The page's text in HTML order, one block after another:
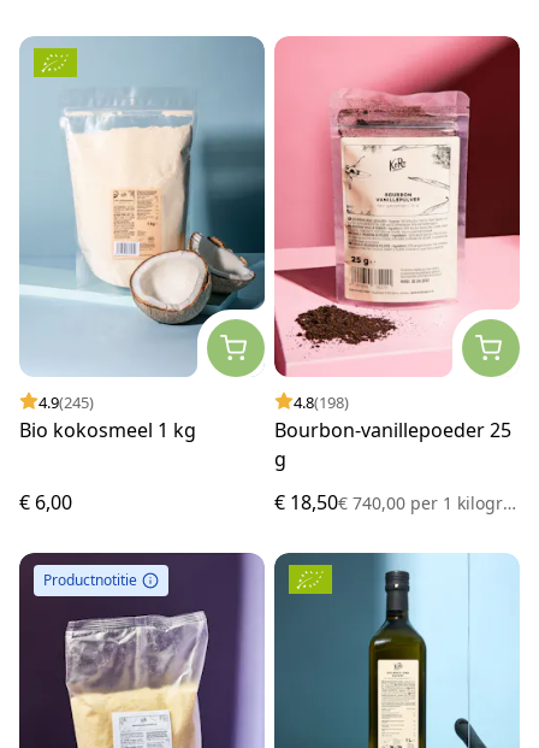
4.9(245)
Bio kokosmeel 1 kg
€ 6,00
4.8(198)
Bourbon-vanillepoeder 25
g
€ 18,50€ 740,00 per 1 kilogram
Productnotitie